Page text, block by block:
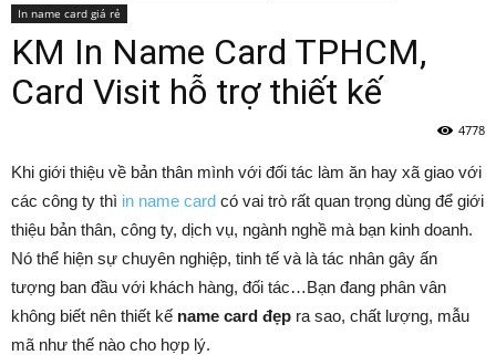
In name card giá rẻ
KM In Name Card TPHCM,
Card Visit hỗ trợ thiết kế
4778
Khi giới thiệu về bản thân mình với đối tác làm ăn hay xã giao với
các công ty thì in name card có vai trò rất quan trọng dùng để giới
thiệu bản thân, công ty, dịch vụ, ngành nghề mà bạn kinh doanh.
Nó thể hiện sự chuyên nghiệp, tinh tế và là tác nhân gây ấn
tượng ban đầu với khách hàng, đối tác…Bạn đang phân vân
không biết nên thiết kế name card đẹp ra sao, chất lượng, mẫu
mã như thế nào cho hợp lý.